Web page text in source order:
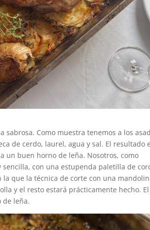
Como muestra tenemos a los
de cerdo, laurel, agua y sal. El resultado
un buen horno de leña. Nosotros, como
con una estupenda paletilla de
la que la técnica de corte con una
y el resto estará prácticamente hecho. El
de leña.